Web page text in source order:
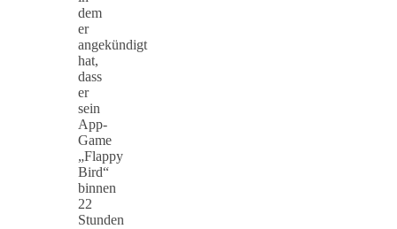
dem
er
angekündigt
hat,
dass
er
sein
App-
Game
„Flappy
Bird“
binnen
22
Stunden